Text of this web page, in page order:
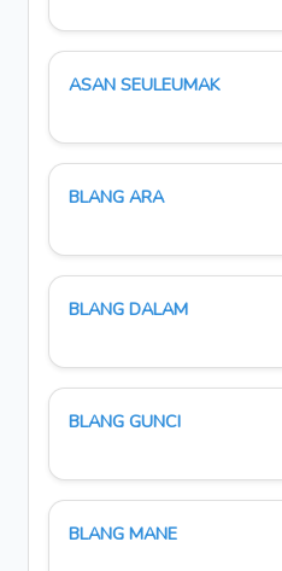
ASAN SEULEUMAK
BLANG ARA
BLANG DALAM
BLANG GUNCI
BLANG MANE